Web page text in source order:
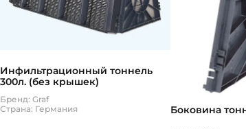
тоннеля котлован доверху засыпают
Фильтрационные тоннели работают
тоннель и проходит через
необходимости можно увеличить,
Фильтрующие блоки имеют схожий с
форм-фактору блоки можно укреплять
К факторам, определяющим выбор
расположение грунтовых вод, а также
Инфильтрационный тоннель
300л. (без крышек)
Бренд: Graf
Страна: Германия
Боковина